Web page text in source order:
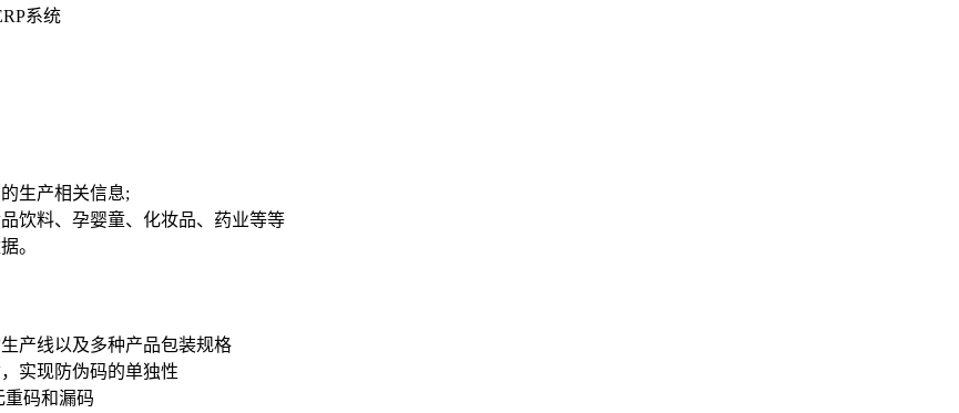
系统
生产相关信息;
饮料、孕婴童、化妆品、药业等等
。
产线以及多种产品包装规格
实现防伪码的单独性
码和漏码